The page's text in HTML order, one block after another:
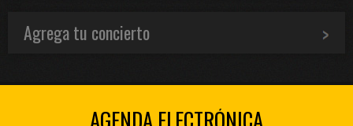
Agrega tu concierto